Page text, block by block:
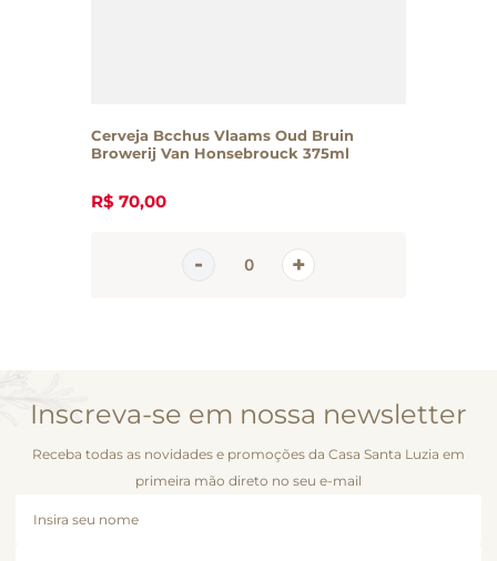
Cerveja Bcchus Vlaams Oud Bruin
Browerij Van Honsebrouck 375ml
R$ 70,00
Inscreva-se em nossa newsletter
Receba todas as novidades e promoções da Casa Santa Luzia em
primeira mão direto no seu e-mail